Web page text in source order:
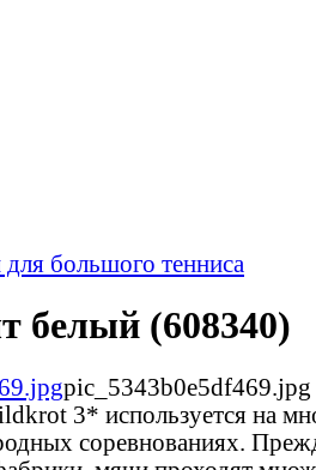
большого тенниса
белый (608340)
pic_5343b0e5df469.jpg
3* используется на
соревнованиях.